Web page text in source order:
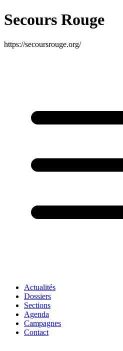
Secours Rouge
https://secoursrouge.org/
Actualités
Dossiers
Sections
Agenda
Campagnes
Contact